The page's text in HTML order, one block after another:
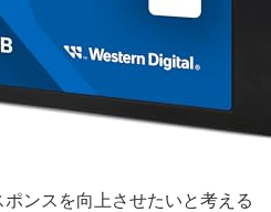
ンスを向上させたいと考える